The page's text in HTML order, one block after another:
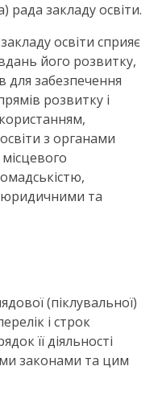
рада закладу освіти.
освіти сприяє
його розвитку,
для забезпечення
розвитку і
з органами
юридичними та
(піклувальної)
і строк
її діяльності
законами та цим